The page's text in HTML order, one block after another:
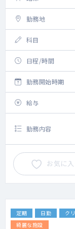
勤務地
科目
日程/時間
勤務開始時期
給与
勤務内容
お気に入
定期 日勤 ク
綺麗な施設